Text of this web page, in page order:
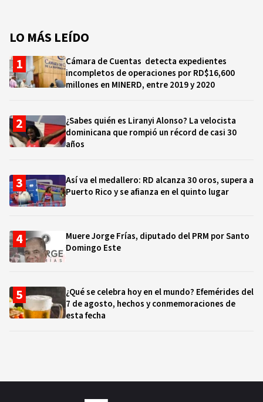
LO MÁS LEÍDO
Cámara de Cuentas detecta expedientes
incompletos de operaciones por RD$16,600
millones en MINERD, entre 2019 y 2020
¿Sabes quién es Liranyi Alonso? La velocista
dominicana que rompió un récord de casi 30
años
Así va el medallero: RD alcanza 30 oros, supera a
Puerto Rico y se afianza en el quinto lugar
Muere Jorge Frías, diputado del PRM por Santo
Domingo Este
¿Qué se celebra hoy en el mundo? Efemérides del
7 de agosto, hechos y conmemoraciones de
esta fecha